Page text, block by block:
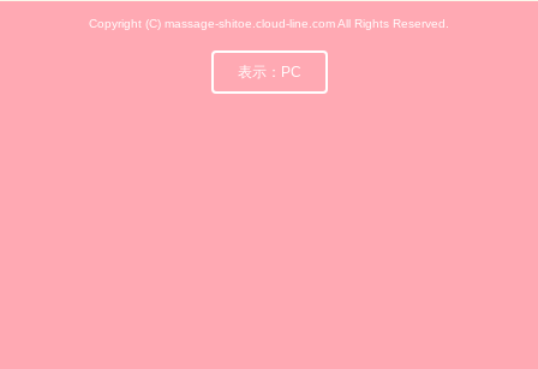
Copyright (C) massage-shitoe.cloud-line.com All Rights Reserved.
表示：PC